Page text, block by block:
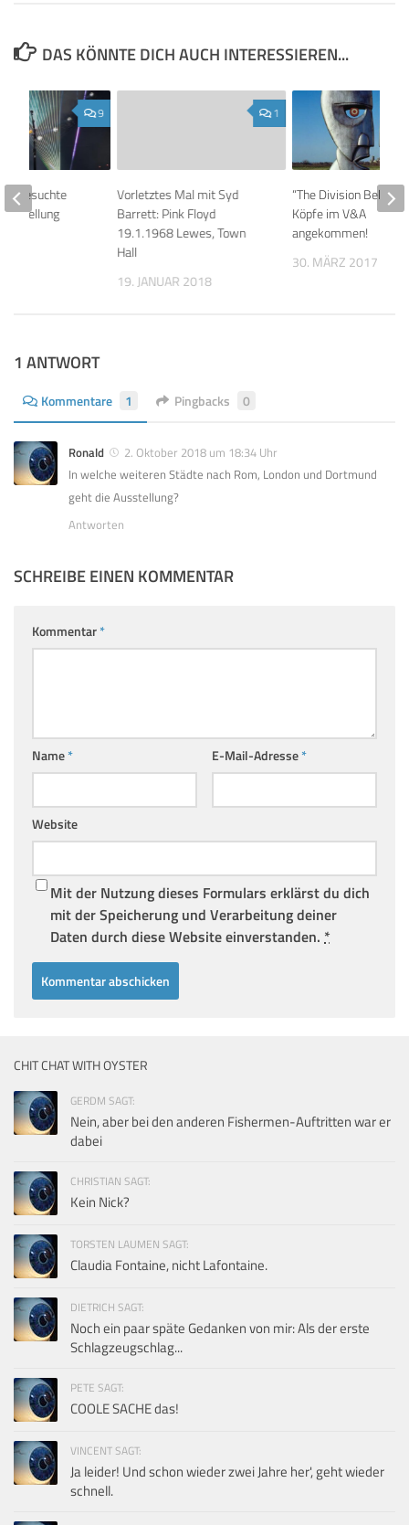
DAS KÖNNTE DICH AUCH INTERESSIEREN...
1
Vorletztes Mal mit Syd
Barrett: Pink Floyd
19.1.1968 Lewes, Town
Hall
19. JANUAR 2018
“The Division Bell”
Köpfe im V&A
angekommen!
30. MÄRZ 2017
9
besuchte
1 ANTWORT
Kommentare 1 Pingbacks 0
Ronald
2. Oktober 2018 um 18:34 Uhr
In welche weiteren Städte nach Rom, London und Dortmund
geht die Ausstellung?
Antworten
SCHREIBE EINEN KOMMENTAR
Kommentar*
Name* E-Mail-Adresse*
Website
Mit der Nutzung dieses Formulars erklärst du dich
mit der Speicherung und Verarbeitung deiner
Daten durch diese Website einverstanden. *
CHIT CHAT WITH OYSTER
GERDM SAGT:
Nein, aber bei den anderen Fishermen-Auftritten war er
dabei
CHRISTIAN SAGT:
Kein Nick?
TORSTEN LAUMEN SAGT:
Claudia Fontaine, nicht Lafontaine.
DIETRICH SAGT:
Noch ein paar späte Gedanken von mir: Als der erste
Schlagzeugschlag...
PETE SAGT:
COOLE SACHE das!
VINCENT SAGT:
Ja leider! Und schon wieder zwei Jahre her', geht wieder
schnell.